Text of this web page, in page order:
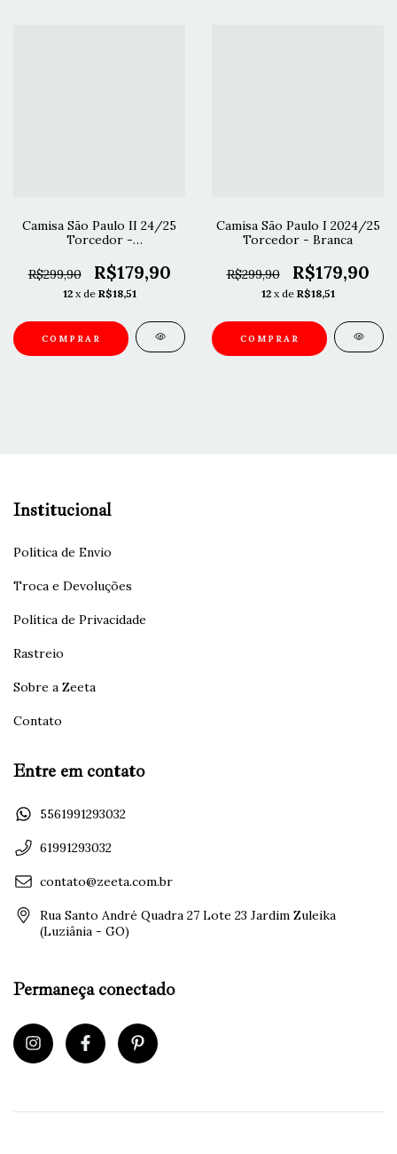
Camisa São Paulo II 24/25
Torcedor -
R$299,90
R$179,90
12 x de R$18,51
COMPRAR
Camisa São Paulo I 2024/25
Torcedor - Branca
R$299,90 R$179,90
12 x de R$18,51
COMPRAR
Institucional
Política de Envio
Troca e Devoluções
Política de Privacidade
Rastreio
Sobre a Zeeta
Contato
Entre em contato
5561991293032
61991293032
contato@zeeta.com.br
Rua Santo André Quadra 27 Lote 23 Jardim Zuleika
(Luziânia - GO)
Permaneça conectado